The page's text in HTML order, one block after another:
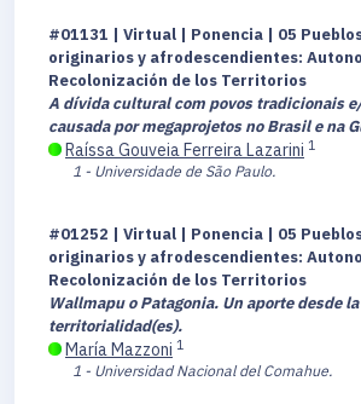
#01131 | Virtual | Ponencia | 05
originarios y afrodescendientes:
Recolonización de los Territorios
A dívida cultural com povos tradicionais
causada por megaprojetos no Brasil e na
Raíssa Gouveia Ferreira Lazarini 1
1 - Universidade de São Paulo.
#01252 | Virtual | Ponencia | 05
originarios y afrodescendientes:
Recolonización de los Territorios
Wallmapu o Patagonia. Un aporte desde
territorialidad(es).
María Mazzoni 1
1 - Universidad Nacional del Comahue.